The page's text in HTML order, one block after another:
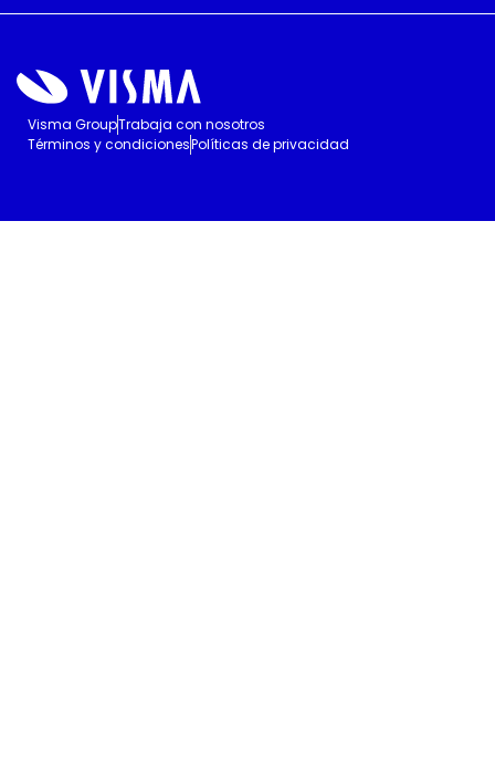
Visma GroupTrabaja con nosotros
Términos y condicionesPolíticas de privacidad